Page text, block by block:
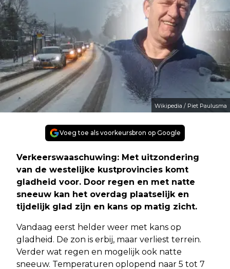
Wikipedia / Piet Paulusma
Voeg toe als voorkeursbron op Google
Verkeerswaaschuwing: Met uitzondering
van de westelijke kustprovincies komt
gladheid voor. Door regen en met natte
sneeuw kan het overdag plaatselijk en
tijdelijk glad zijn en kans op matig zicht.
Vandaag eerst helder weer met kans op
gladheid. De zon is erbij, maar verliest terrein.
Verder wat regen en mogelijk ook natte
sneeuw. Temperaturen oplopend naar 5 tot 7